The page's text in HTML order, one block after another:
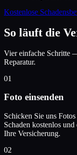
Kostenlose
So läuft die
Vier einfache Schritte
Reparatur.
01
Foto einsenden
Schicken Sie uns
Schaden kostenlos
Ihre Versicherung.
02